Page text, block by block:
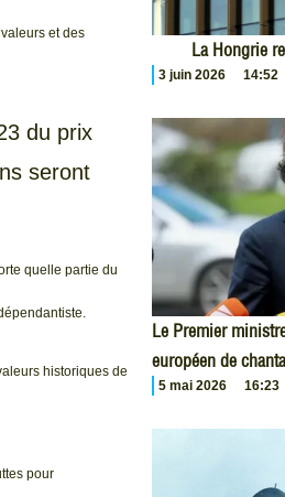
et des
du prix
seront
quelle partie du
historiques de
pour
La Hongrie
3 juin 2026 14:52
Le Premier
européen de
5 mai 2026 16:23